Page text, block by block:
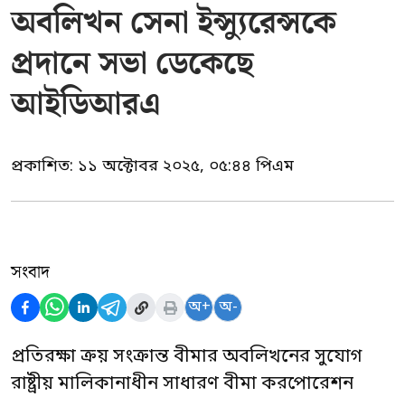
অবলিখন সেনা ইন্স্যুরেন্সকে
প্রদানে সভা ডেকেছে
আইডিআরএ
প্রকাশিত: ১১ অক্টোবর ২০২৫, ০৫:৪৪ পিএম
সংবাদ
অ+ অ-
প্রতিরক্ষা ক্রয় সংক্রান্ত বীমার অবলিখনের সুযোগ
রাষ্ট্রীয় মালিকানাধীন সাধারণ বীমা করপোরেশন